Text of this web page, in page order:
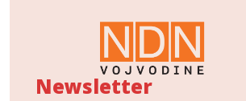
Newsletter